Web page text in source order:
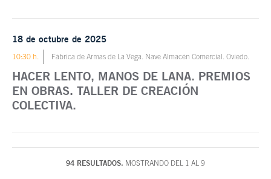
18 de octubre de 2025
10:30 h. Fábrica de Armas de La Vega. Nave Almacén Comercial. Oviedo.
HACER LENTO, MANOS DE LANA. PREMIOS
EN OBRAS. TALLER DE CREACIÓN
COLECTIVA.
94 RESULTADOS. MOSTRANDO DEL 1 AL 9